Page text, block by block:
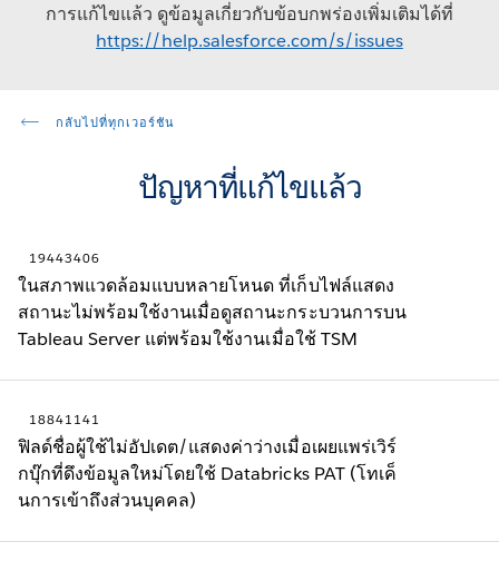
การแก้ไขแล้ว ดูข้อมูลเกี่ยวกับข้อบกพร่องเพิ่มเติมได้ที่
https://help.salesforce.com/s/issues
กลับไปที่ทุกเวอร์ชัน
ปัญหาที่แก้ไขแล้ว
19443406
ในสภาพแวดล้อมแบบหลายโหนด ที่เก็บไฟล์แสดง
สถานะไม่พร้อมใช้งานเมื่อดูสถานะกระบวนการบน
Tableau Server แต่พร้อมใช้งานเมื่อใช้ TSM
18841141
ฟิลด์ชื่อผู้ใช้ไม่อัปเดต/แสดงค่าว่างเมื่อเผยแพร่เวิร์
กบุ๊กที่ดึงข้อมูลใหม่โดยใช้ Databricks PAT (โทเค็
นการเข้าถึงส่วนบุคคล)